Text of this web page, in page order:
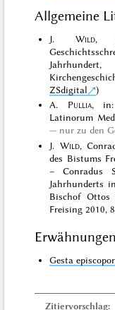
Allgemeine
J. Wild,
ZSdigital
)
A. Pullia, in:
Latinorum
nur zu den
J. Wild,
des Bistums
– Conradus
Jahrhunderts
Bischof
Freising 2010,
Gesta
Zitiervorschlag: